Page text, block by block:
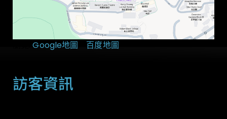
瀏覽:Google地圖 百度地圖
訪客資訊